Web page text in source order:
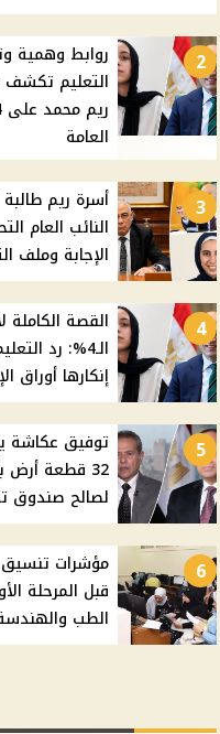
2
روابط وهمية
التعليم
العامة
3
النائب العام
الإجابة وملف
4
القصة الكاملة
الـ4%: رد
إنكارها أوراق
5
توفيق عكاشة
32 قطعة أرض
لصالح صندوق
6
قبل المرحلة
الطب